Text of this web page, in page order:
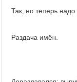
Так, но теперь
Раздача имён.